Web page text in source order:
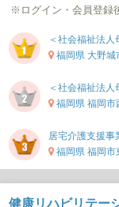
※ログイン・会員登録
＜社会福祉法
福岡県 大野城
＜社会福祉法
福岡県 福岡市
居宅介護支援事
福岡県 福岡市
健康リハビリテー